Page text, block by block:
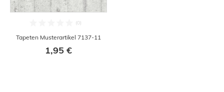
Tapeten Musterartikel 7137-11
1,95 €